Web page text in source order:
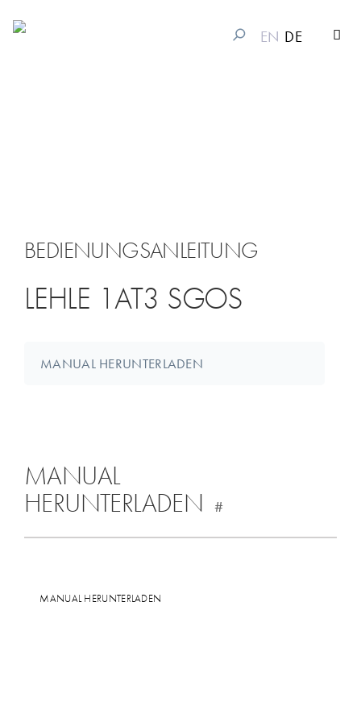
EN DE
BEDIENUNGSANLEITUNG
LEHLE 1AT3 SGOS
MANUAL HERUNTERLADEN
MANUAL
HERUNTERLADEN
#
MANUAL HERUNTERLADEN